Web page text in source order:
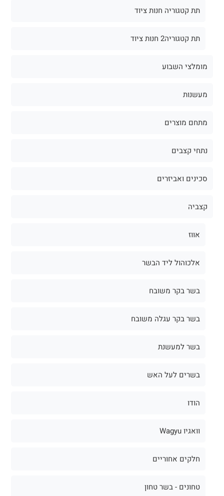
תת קטגוריה חנות ציוד
תת קטגוריה2 חנות ציוד
מומלצי השבוע
מעשנות
מתחם מוצרים
נתחי קצבים
סכינים ואביזרים
קצביה
אווז
אלכוהול ליד הבשר
בשר בקר משובח
בשר בקר עגלה משובח
בשר למעשנת
בשרים לעל האש
הודו
וואגיו Wagyu
חלקים אחוריים
טחונים - בשר טחון